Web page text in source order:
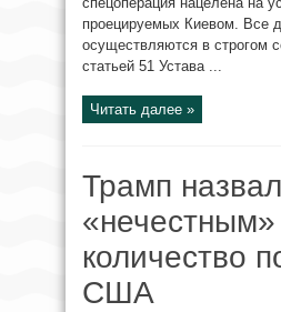
проецируемых Киевом. Все
осуществляются в строгом
статьей 51 Устава ...
Читать далее »
Трамп назвал
количество
США